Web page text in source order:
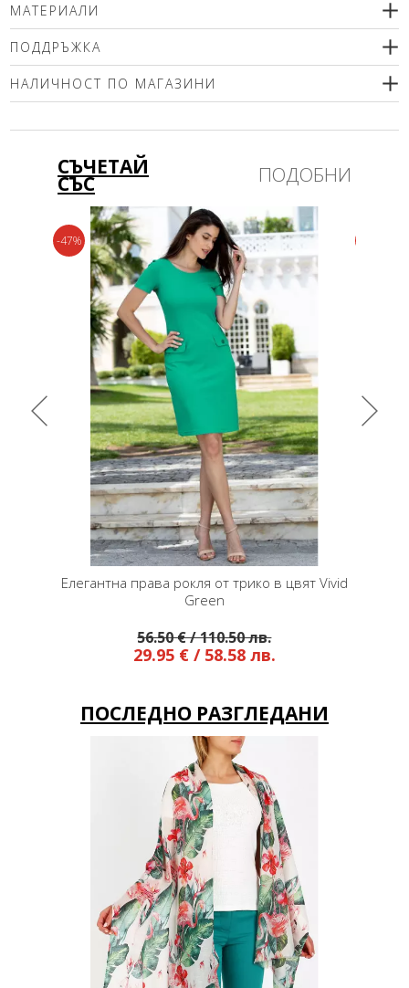
МАТЕРИАЛИ
ПОДДРЪЖКА
само химическо чистене.
НАЛИЧНОСТ ПО МАГАЗИНИ
СЪЧЕТАЙ
СЪС ПОДОБНИ
Елегантна права рокля от трико в цвят Vivid
Green
56.50 € / 110.50 лв.
29.95 € / 58.58 лв.
-47%
ПОСЛЕДНО РАЗГЛЕДАНИ